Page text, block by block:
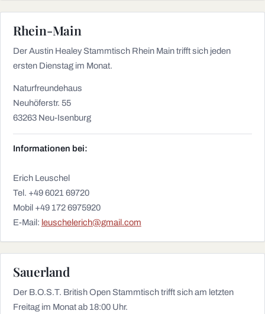
Rhein-Main
Der Austin Healey Stammtisch Rhein Main trifft sich jeden
ersten Dienstag im Monat.
Naturfreundehaus
Neuhöferstr. 55
63263 Neu-Isenburg
Informationen bei:
Erich Leuschel
Tel. +49 6021 69720
Mobil +49 172 6975920
E-Mail: leuschelerich@gmail.com
Sauerland
Der B.O.S.T. British Open Stammtisch trifft sich am letzten
Freitag im Monat ab 18:00 Uhr.